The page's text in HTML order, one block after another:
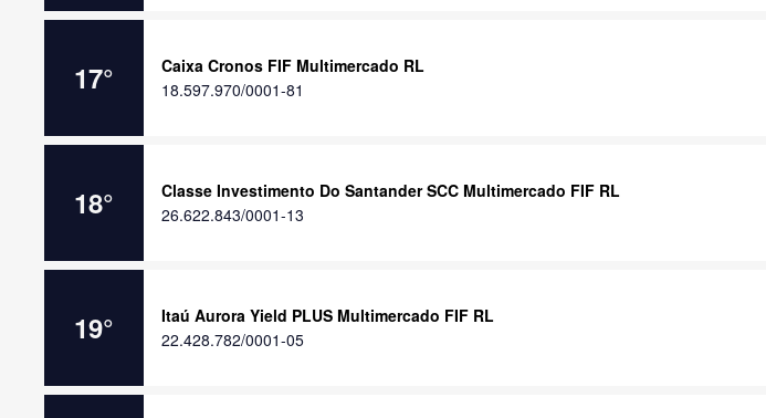
17°
Caixa Cronos FIF Multimercado RL
18.597.970/0001-81
18°
Classe Investimento Do Santander SCC Multimercado FIF RL
26.622.843/0001-13
19°
Itaú Aurora Yield PLUS Multimercado FIF RL
22.428.782/0001-05